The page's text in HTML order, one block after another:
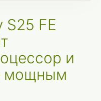
S25 FE
и
мощным